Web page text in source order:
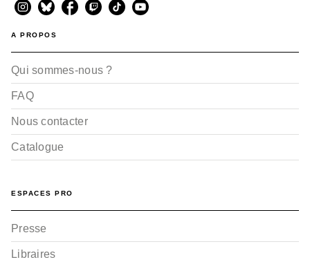
A PROPOS
Qui sommes-nous ?
FAQ
Nous contacter
Catalogue
ESPACES PRO
Presse
Libraires